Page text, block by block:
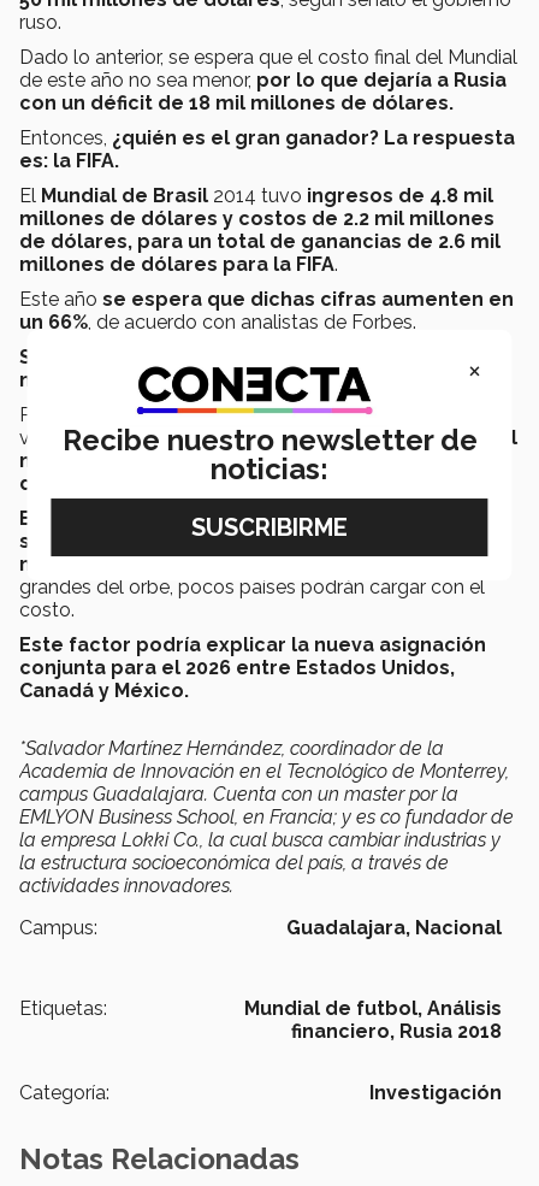
ruso.
Dado lo anterior, se espera que el costo final del Mundial
de este año no sea menor, por lo que dejaría a Rusia
con un déficit de 18 mil millones de dólares.
Entonces, ¿quién es el gran ganador? La respuesta
es: la FIFA.
El Mundial de Brasil 2014 tuvo ingresos de 4.8 mil
millones de dólares y costos de 2.2 mil millones
de dólares, para un total de ganancias de 2.6 mil
millones de dólares para la FIFA.
Este año se espera que dichas cifras aumenten en
un 66% , de acuerdo con analistas de Forbes.
Sí, el futbol, sobretodo en año mundialista, es
negocio para la FIFA.
Por esto no es sorpresa que en enero del 2017 se haya
votado, adentro de dicha asociación, paraaumentar el
número de selecciones nacionales participantes
de 32 a 48 para futuros mundiales.
El problema ahora será encontrar quién quiera
ser el anfitrión para los próximos certámenes
mundialistas, ya que fuera de las 20 economías más
grandes del orbe, pocos países podrán cargar con el
costo.
Este factor podría explicar la nueva asignación
conjunta para el 2026 entre Estados Unidos,
Canadá y México.
*Salvador Martínez Hernández, coordinador de la
Academia de Innovación en el Tecnológico de Monterrey,
campus Guadalajara. Cuenta con un master por la
EMLYON Business School, en Francia; y es co fundador de
la empresa Lokki Co., la cual busca cambiar industrias y
la estructura socioeconómica del país, a través de
actividades innovadores.
Campus:
Guadalajara, Nacional
Etiquetas: Mundial de futbol, Análisis
financiero, Rusia 2018
Categoría: Investigación
Notas Relacionadas
×
Recibe nuestro newsletter de
noticias: